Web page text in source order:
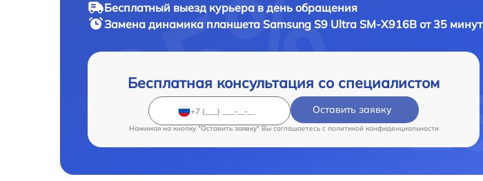
Бесплатный выезд курьера в день обращения
Замена динамика планшета Samsung S9 Ultra SM-X916B от 35 минут
Бесплатная консультация со специалистом
Оставить заявку
Нажимая на кнопку "Оставить заявку" Вы соглашаетесь c политикой конфиденциальности